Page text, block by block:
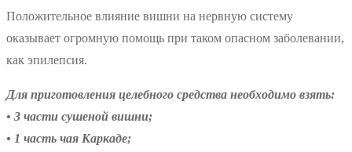
Положительное влияние вишни на нервную систему
оказывает огромную помощь при таком опасном заболевании,
как эпилепсия.
Для приготовления целебного средства необходимо взять:
• 3 части сушеной вишни;
• 1 часть чая Каркаде;